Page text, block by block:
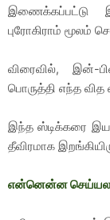
இணைக்கப்பட்டு
புரோகிராம் மூலம்
விரைவில், இன்-
பொருத்தி எந்த
இந்த ஸ்டிக்கரை
தீவிரமாக
என்னென்ன